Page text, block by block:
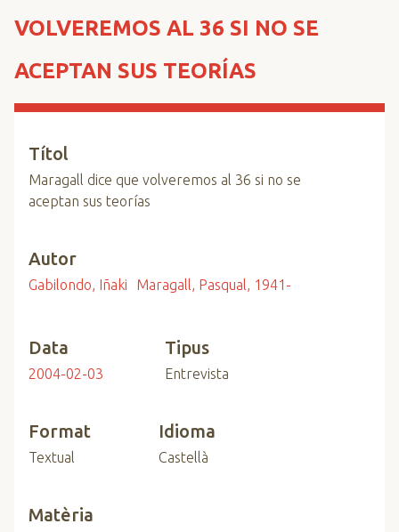
VOLVEREMOS AL 36 SI NO SE
ACEPTAN SUS TEORÍAS
Títol
Maragall dice que volveremos al 36 si no se
aceptan sus teorías
Autor
Gabilondo, Iñaki Maragall, Pasqual, 1941-
Data
2004-02-03
Tipus
Entrevista
Format
Textual
Idioma
Castellà
Matèria